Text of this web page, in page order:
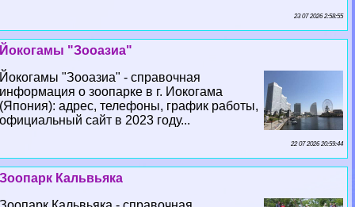
23 07 2026 2:58:55
Йокогамы "Зооазиа"
Йокогамы "Зооазиа" - справочная
информация о зоопарке в г. Иокогама
(Япония): адрес, телефоны, график работы,
официальный сайт в 2023 году...
22 07 2026 20:59:44
Зоопарк Кальвьяка